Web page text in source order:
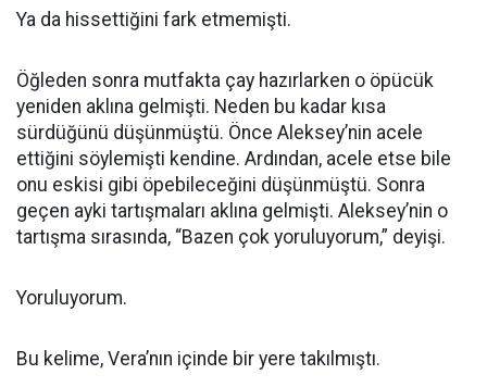
Ya da hissettiğini fark etmemişti.
Öğleden sonra mutfakta çay hazırlarken o öpücük
yeniden aklına gelmişti. Neden bu kadar kısa
sürdüğünü düşünmüştü. Önce Aleksey’nin acele
ettiğini söylemişti kendine. Ardından, acele etse bile
onu eskisi gibi öpebileceğini düşünmüştü. Sonra
geçen ayki tartışmaları aklına gelmişti. Aleksey’nin o
tartışma sırasında, “Bazen çok yoruluyorum,” deyişi.
Yoruluyorum.
Bu kelime, Vera’nın içinde bir yere takılmıştı.